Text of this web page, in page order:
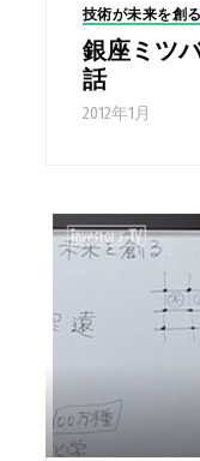
技術が未来を創る
銀座ミツ
話
2012年1月